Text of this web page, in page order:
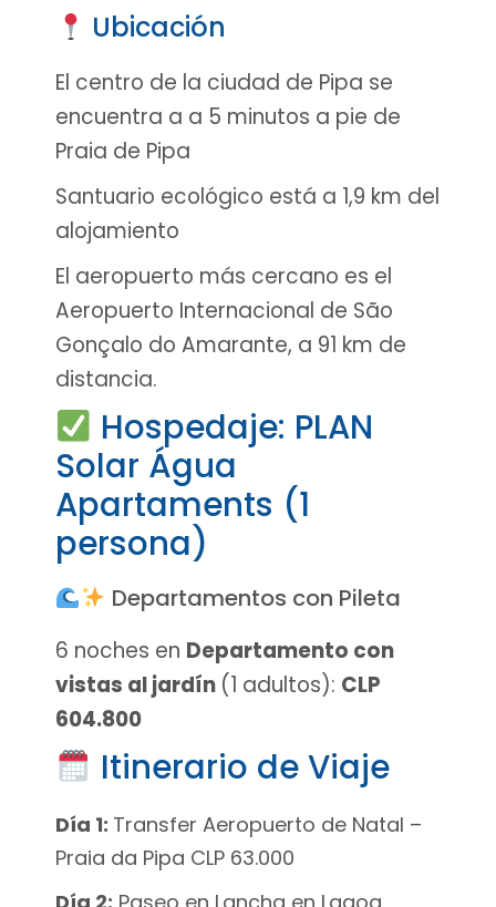
Ubicación
El centro de la ciudad de Pipa se
encuentra a a 5 minutos a pie de
Praia de Pipa
Santuario ecológico está a 1,9 km del
alojamiento
El aeropuerto más cercano es el
Aeropuerto Internacional de São
Gonçalo do Amarante, a 91 km de
distancia.
Hospedaje: PLAN
Solar Água
Apartaments (1
persona)
Departamentos con Pileta
6 noches en Departamento con
vistas al jardín (1 adultos): CLP
604.800
Itinerario de Viaje
Día 1: Transfer Aeropuerto de Natal –
Praia da Pipa CLP 63.000